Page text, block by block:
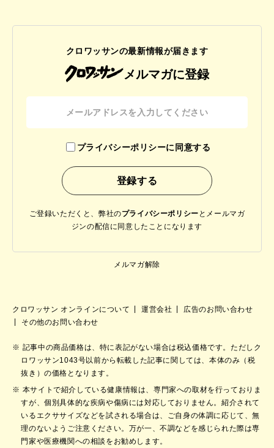
クロワッサンの最新情報が届きます
メルマガに登録
プライバシーポリシーに同意する
ご登録いただくと、弊社のプライバシーポリシー と メールマガ
ジンの配信に同意したことになります
メルマガ解除
クロワッサン オンラインについて 運営会社
広告のお問い合わせ
その他のお問い合わせ
記事中の商品価格は、特に表記がない場合は税込価格です。ただしク
ロワッサン1043号以前から転載した記事に関しては、本体のみ（税
抜き）の価格となります。
本サイトで紹介している健康情報は、専門家への取材を行っておりま
すが、個別具体的な疾病や傷病には対応しておりません。紹介されて
いるエクササイズなどを試される場合は、ご自身の体調に応じて、無
理のないようご注意ください。万が一、不調などを感じられた際は専
門家や医療機関への相談をお勧めします。